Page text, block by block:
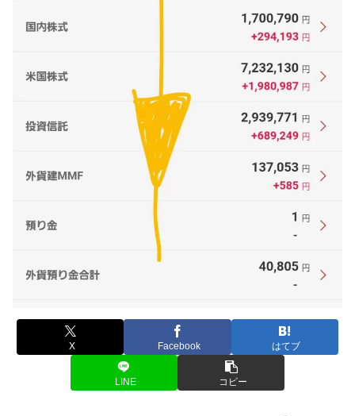
X Facebook はてブ
LINE コピー